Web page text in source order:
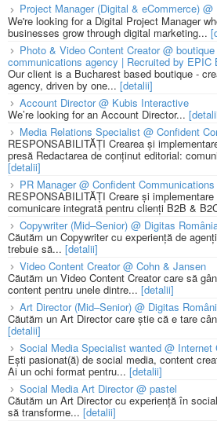
Project Manager (Digital & eCommerce)
We're looking for a Digital Project Manager
businesses grow through digital marketing...
Photo & Video Content Creator @
communications agency | Recruited by EPIC
Our client is a Bucharest based boutique -
agency, driven by one... [detalii]
Account Director @ Kubis Interactive
We’re looking for an Account Director...
Media Relations Specialist @ Confident
RESPONSABILITĂȚI Crearea și
presă Redactarea de conținut editorial:
[detalii]
PR Manager @ Confident Communications
RESPONSABILITĂȚI Creare și
comunicare integrată pentru clienți B2B &
Copywriter (Mid–Senior) @ Digitas
Căutăm un Copywriter cu experiență de
trebuie să... [detalii]
Video Content Creator @ Cohn & Jansen
Căutăm un Video Content Creator care să
content pentru unele dintre... [detalii]
Art Director (Mid–Senior) @ Digitas
Căutăm un Art Director care știe că e tare
[detalii]
Social Media Specialist wanted @ Internet
Ești pasionat(ă) de social media, content
Ai un ochi format pentru... [detalii]
Social Media Art Director @ pastel
Căutăm un Art Director cu experiență în
să transforme... [detalii]